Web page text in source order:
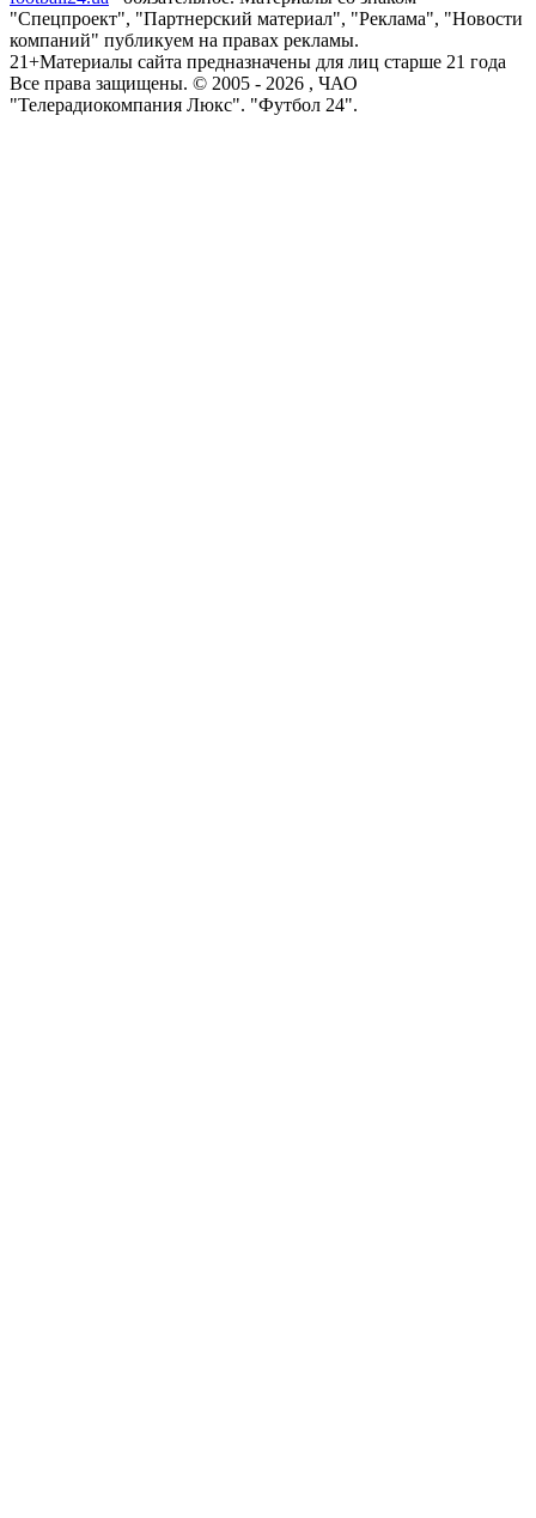
"Спецпроект", "Партнерский материал", "Реклама", "Новости
компаний" публикуем на правах рекламы.
21+Материалы сайта предназначены для лиц старше 21 года
Все права защищены. © 2005 - 2026 , ЧАО
"Телерадиокомпания Люкс". "Футбол 24".